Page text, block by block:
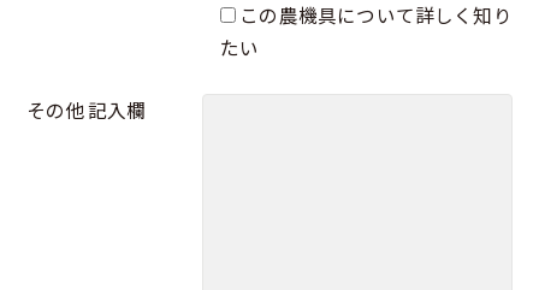
この農機具について詳しく知り
たい
その他 記入欄